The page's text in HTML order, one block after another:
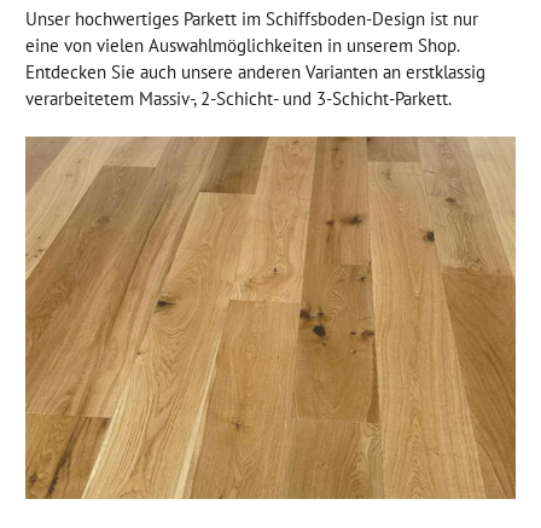
Unser hochwertiges Parkett im Schiffsboden-Design ist nur
eine von vielen Auswahlmöglichkeiten in unserem Shop.
Entdecken Sie auch unsere anderen Varianten an erstklassig
verarbeitetem Massiv-, 2-Schicht- und 3-Schicht-Parkett.